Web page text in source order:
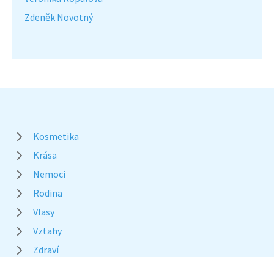
Zdeněk Novotný
Kosmetika
Krása
Nemoci
Rodina
Vlasy
Vztahy
Zdraví